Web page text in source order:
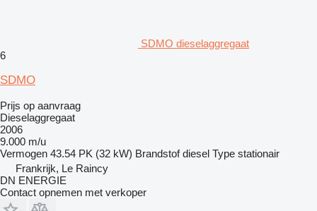
SDMO dieselaggregaat
6
SDMO
Prijs op aanvraag
Dieselaggregaat
2006
9.000 m/u
Vermogen 43.54 PK (32 kW) Brandstof diesel Type stationair
Frankrijk, Le Raincy
DN ENERGIE
Contact opnemen met verkoper